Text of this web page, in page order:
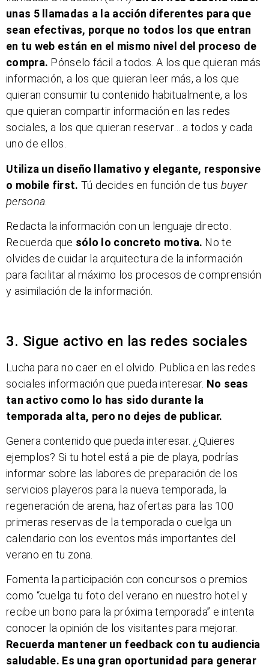
unas 5 llamadas a la acción diferentes para que
sean efectivas, porque no todos los que entran
en tu web están en el mismo nivel del proceso de
compra. Pónselo fácil a todos. A los que quieran más
información, a los que quieran leer más, a los que
quieran consumir tu contenido habitualmente, a los
que quieran compartir información en las redes
sociales, a los que quieran reservar… a todos y cada
uno de ellos.
Utiliza un diseño llamativo y elegante, responsive
o mobile first. Tú decides en función de tus buyer
persona
Redacta la información con un lenguaje directo.
Recuerda que sólo lo concreto motiva. No te
olvides de cuidar la arquitectura de la información
para facilitar al máximo los procesos de comprensión
y asimilación de la información.
3. Sigue activo en las redes sociales
Lucha para no caer en el olvido. Publica en las redes
sociales información que pueda interesar. No seas
tan activo como lo has sido durante la
temporada alta, pero no dejes de publicar.
Genera contenido que pueda interesar. ¿Quieres
ejemplos? Si tu hotel está a pie de playa, podrías
informar sobre las labores de preparación de los
servicios playeros para la nueva temporada, la
regeneración de arena, haz ofertas para las 100
primeras reservas de la temporada o cuelga un
calendario con los eventos más importantes del
verano en tu zona.
Fomenta la participación con concursos o premios
como “cuelga tu foto del verano en nuestro hotel y
recibe un bono para la próxima temporada” e intenta
conocer la opinión de los visitantes para mejorar.
Recuerda mantener un feedback con tu audiencia
saludable. Es una gran oportunidad para generar